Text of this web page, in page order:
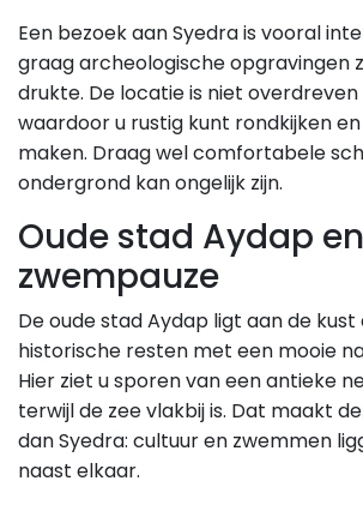
Een bezoek aan Syedra is vooral
graag archeologische opgravingen
drukte. De locatie is niet
waardoor u rustig kunt rondkijken
maken. Draag wel comfortabele
ondergrond kan ongelijk zijn.
Oude stad Aydap en
zwempauze
De oude stad Aydap ligt aan de
historische resten met een mooie
Hier ziet u sporen van een antieke
terwijl de zee vlakbij is. Dat maakt
dan Syedra: cultuur en zwemmen
naast elkaar.